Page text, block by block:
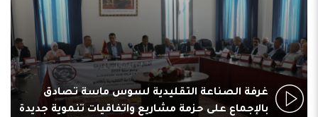
غرفة الصناعة التقليدية لسوس ماسة تصادق
بالإجماع على حزمة مشاريع واتفاقيات تنموية جديدة